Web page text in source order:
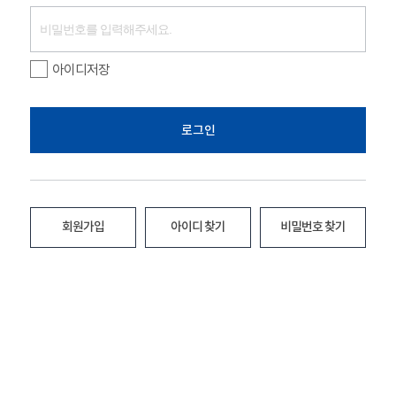
아이디저장
로그인
회원가입 아이디 찾기 비밀번호 찾기